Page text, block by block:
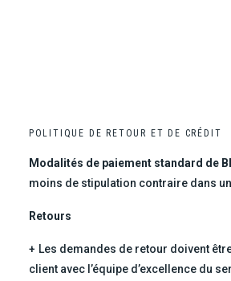
POLITIQUE DE RETOUR ET DE CRÉDIT
Modalités de paiement standard de
moins de stipulation contraire dans
Retours
Les demandes de retour doivent
client avec l’équipe d’excellence du